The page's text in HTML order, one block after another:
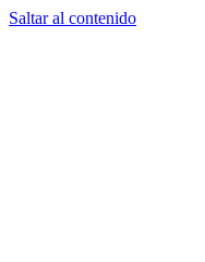
Saltar al contenido